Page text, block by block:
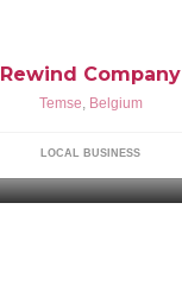
Rewind Company
Temse, Belgium
LOCAL BUSINESS